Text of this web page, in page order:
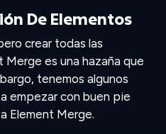
De Elementos
crear todas las
es una hazaña que
tenemos algunos
empezar con buen pie
Element Merge.